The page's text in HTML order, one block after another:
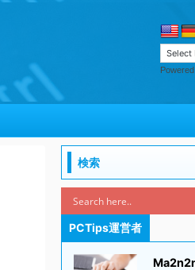
検索
PCTips運営者